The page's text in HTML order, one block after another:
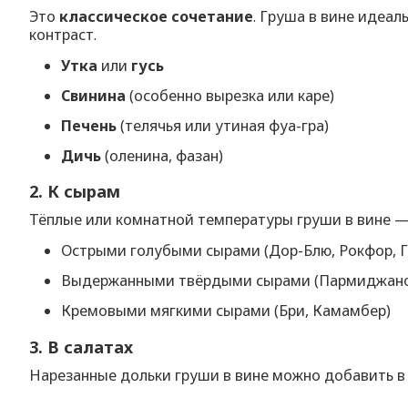
Это классическое сочетание. Груша в вине
контраст.
Утка или гусь
Свинина (особенно вырезка или каре)
Печень(телячья или утиная фуа-гра)
Дичь(оленина, фазан)
2. К сырам
Тёплые или комнатной температуры груши в вине
Острыми голубыми сырами (Дор-Блю, Рокфор,
Выдержанными твёрдыми сырами
Кремовыми мягкими сырами (Бри, Камамбер)
3. В салатах
Нарезанные дольки груши в вине можно добавить